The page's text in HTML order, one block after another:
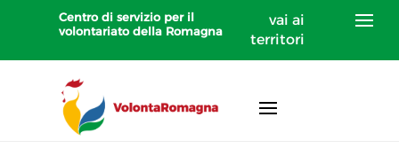
Centro di servizio per il
volontariato della Romagna
vai ai
territori